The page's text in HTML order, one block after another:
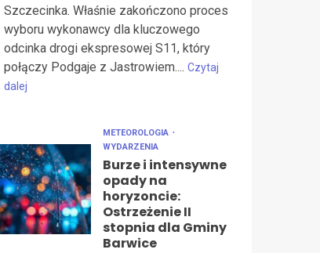
Szczecinka. Właśnie zakończono proces
wyboru wykonawcy dla kluczowego
odcinka drogi ekspresowej S11, który
połączy Podgaje z Jastrowiem.... Czytaj
dalej
METEOROLOGIA
WYDARZENIA
Burze i intensywne
opady na
horyzoncie:
Ostrzeżenie II
stopnia dla Gminy
Barwice